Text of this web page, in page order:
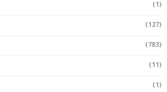
(1)
(127)
(783)
(11)
(1)